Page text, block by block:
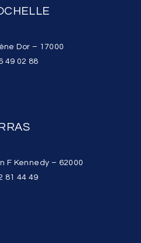
Dor – 17000
49 02 88
F Kennedy – 62000
81 44 49